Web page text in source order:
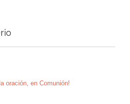
oración, en Comunión!